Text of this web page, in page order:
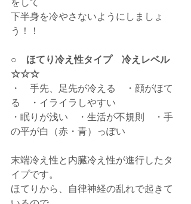
をして
下半身を冷やさないようにしましょ
う！！
○　ほてり冷え性タイプ　冷えレベル
☆☆☆
・　手先、足先が冷える　・顔がほて
る　・イライラしやすい
・眠りが浅い　・生活が不規則　・手
の平が白（赤・青）っぽい
末端冷え性と内臓冷え性が進行したタ
イプです。
ほてりから、自律神経の乱れで起きて